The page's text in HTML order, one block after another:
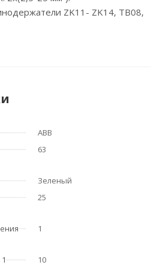
ZK11- ZK14, TB08,
ABB
63
Зеленый
25
1
10